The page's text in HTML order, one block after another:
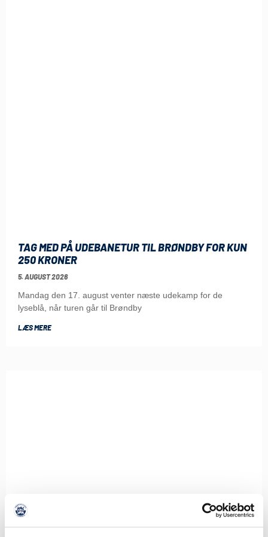
TAG MED PÅ UDEBANETUR TIL BRØNDBY FOR KUN
250 KRONER
5. AUGUST 2026
Mandag den 17. august venter næste udekamp for de
lyseblå, når turen går til Brøndby
LÆS MERE